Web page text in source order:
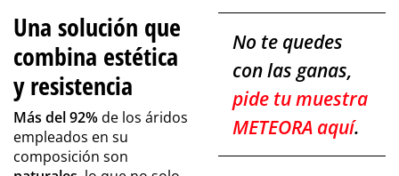
No te quedes
con las ganas,
pide tu muestra
METEORA aquí.
Una solución que
combina estética
y resistencia
Más del 92%de los áridos
empleados en su
composición son